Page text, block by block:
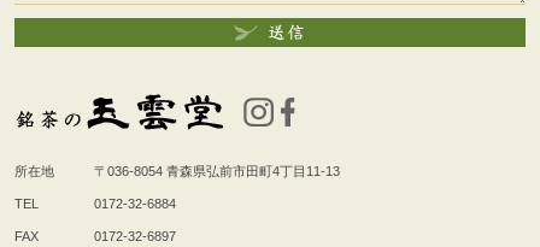
所在地 〒036-8054 青森県弘前市田町4丁目11-13
TEL 0172-32-6884
FAX 0172-32-6897